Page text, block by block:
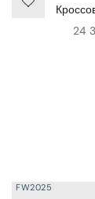
24
FW2025